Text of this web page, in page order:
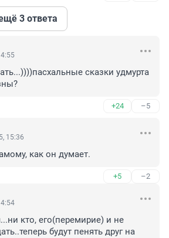
3 ответа
сказки удмурта
+24 –5
15:36
как он думает.
+5 –2
кто, его(перемирие) и не
будут пенять друг на